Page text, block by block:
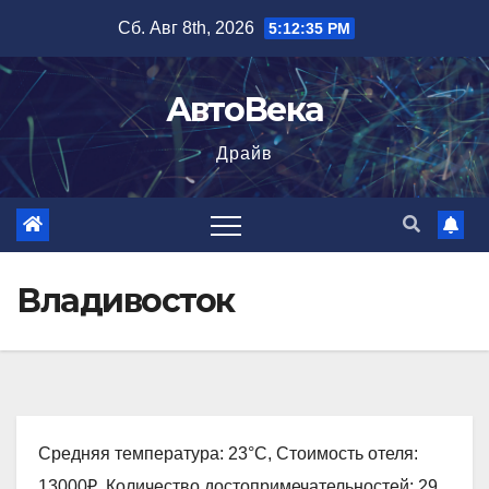
содержимому
Сб. Авг 8th, 2026 5:12:36 PM
АвтоВека
Драйв
Владивосток
Средняя температура: 23°C, Стоимость отеля: